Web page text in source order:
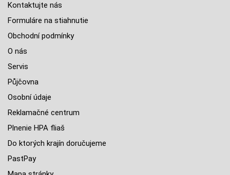
Kontaktujte nás
Formuláre na stiahnutie
Obchodní podmínky
O nás
Servis
Půjčovna
Osobní údaje
Reklamačné centrum
Plnenie HPA fliaš
Do ktorých krajín doručujeme
PastPay